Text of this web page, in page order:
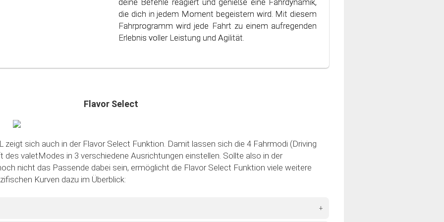
nur deinen Geldbeutel, sondern auch die Umwelt
schonen. Steig ein in die Welt des bewussten und
sparsamen Fahrens!
die dich in jedem Moment begeistern wird. Mit diesem
Fahrprogramm wird jede Fahrt zu einem aufregenden
Erlebnis voller Leistung und Agilität.
Flavor Select
zeigt sich auch in der Flavor Select Funktion. Damit lassen sich die 4 Fahrmodi (Driving
valetModes in 3 verschiedene Ausrichtungen einstellen. Sollte also in der
nicht das Passende dabei sein, ermöglicht die Flavor Select Funktion viele weitere
Kurven dazu im Überblick:
+